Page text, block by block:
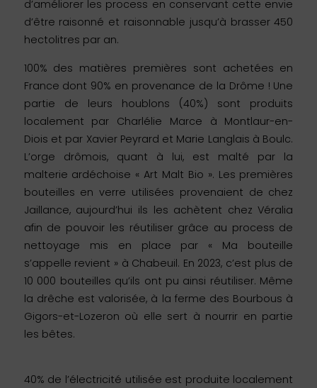
d’améliorer les process en conservant cette envie
d’être raisonné et raisonnable jusqu’à brasser 450
hectolitres par an.
100% des matières premières sont achetées en
France dont 90% en provenance de la Drôme ! Une
partie de leurs houblons (40%) sont produits
localement par Charlélie Marce à Montlaur-en-
Diois et par Xavier Peyrard et Marie Langlais à Boulc.
L’orge drômois, quant à lui, est malté par la
malterie ardéchoise « Art Malt Bio ». Les premières
bouteilles en verre utilisées provenaient de chez
Jaillance, aujourd’hui ils les achètent chez Véralia
afin de pouvoir les réutiliser grâce au process de
nettoyage mis en place par « Ma bouteille
s’appelle revient » à Chabeuil. En 2023, c’est plus de
10 000 bouteilles qu’ils ont pu ainsi réutiliser. Même
la drêche est valorisée, à la ferme des Bourbous à
Gigors-et-Lozeron où elle sert à nourrir en partie
les bêtes.
40% de l’électricité utilisée est produite localement